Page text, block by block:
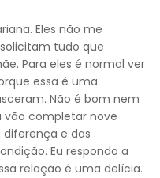
Eles não me
tudo que
Para eles é normal ver
essa é uma
Não é bom nem
vão completar nove
e das
Eu respondo a
relação é uma delícia.